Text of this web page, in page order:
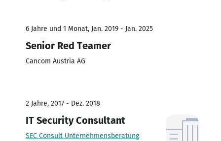
6 Jahre und 1 Monat, Jan. 2019 - Jan. 2025
Senior Red Teamer
Cancom Austria AG
2 Jahre, 2017 - Dez. 2018
IT Security Consultant
SEC Consult Unternehmensberatung